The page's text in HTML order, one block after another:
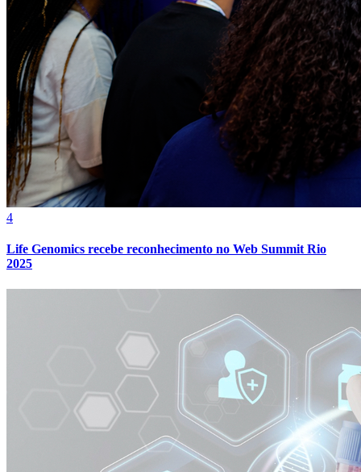
4
Life Genomics recebe reconhecimento no Web Summit Rio
2025